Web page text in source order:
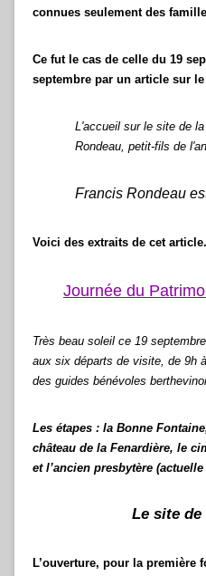
connues seulement des
Ce fut le cas de celle du 19
septembre par un article sur le
L'accueil sur le site de
Rondeau, petit-fils de
Francis Rondeau
Voici des extraits de cet article.
Journée du
Très beau soleil ce 19
aux six départs de visite, de 9h
des guides bénévoles
Les étapes : la Bonne
château de la Fenardière, le
et l’ancien presbytère
Le site
L’ouverture, pour la première